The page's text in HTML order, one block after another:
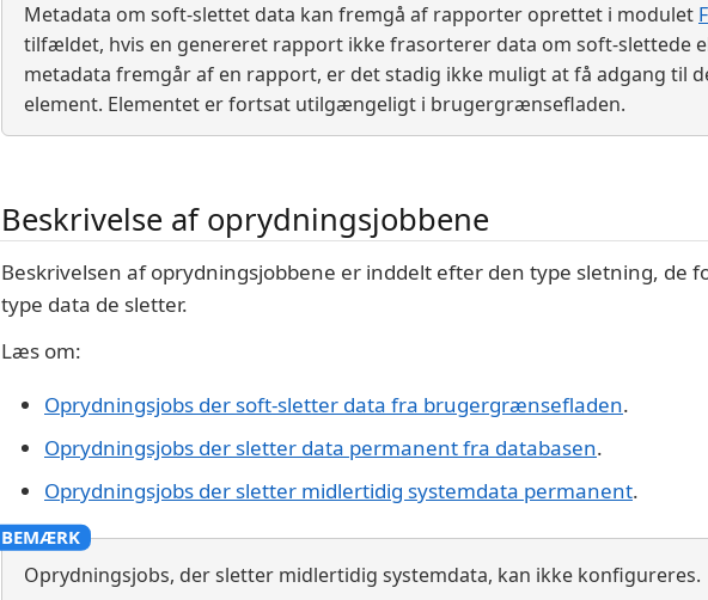
Metadata om soft-slettet data kan fremgå af rapporter oprettet i modulet
tilfældet, hvis en genereret rapport ikke frasorterer data om soft-slettede
metadata fremgår af en rapport, er det stadig ikke muligt at få adgang til
element. Elementet er fortsat utilgængeligt i brugergrænsefladen.
Beskrivelse af oprydningsjobbene
Beskrivelsen af oprydningsjobbene er inddelt efter den type sletning, de
type data de sletter.
Læs om:
Oprydningsjobs der soft-sletter data fra brugergrænsefladen.
Oprydningsjobs der sletter data permanent fra databasen.
Oprydningsjobs der sletter midlertidig systemdata permanent.
Oprydningsjobs, der sletter midlertidig systemdata, kan ikke konfigureres.